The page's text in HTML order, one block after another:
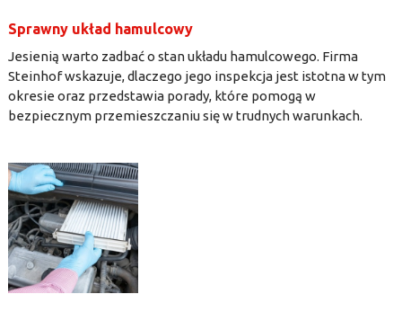
Sprawny układ hamulcowy
Jesienią warto zadbać o stan układu hamulcowego. Firma
Steinhof wskazuje, dlaczego jego inspekcja jest istotna w tym
okresie oraz przedstawia porady, które pomogą w
bezpiecznym przemieszczaniu się w trudnych warunkach.